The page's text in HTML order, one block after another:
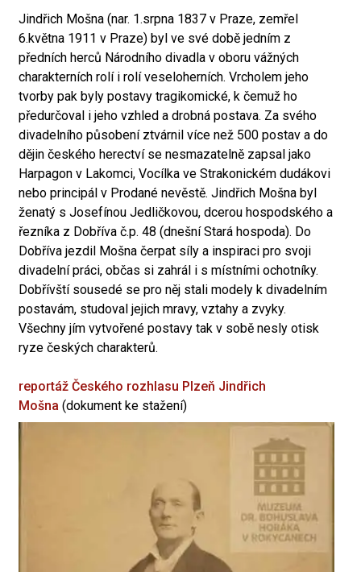
Jindřich Mošna (nar. 1.srpna 1837 v Praze, zemřel
6.května 1911 v Praze) byl ve své době jedním z
předních herců Národního divadla v oboru vážných
charakterních rolí i rolí veseloherních. Vrcholem jeho
tvorby pak byly postavy tragikomické, k čemuž ho
předurčoval i jeho vzhled a drobná postava. Za svého
divadelního působení ztvárnil více než 500 postav a do
dějin českého herectví se nesmazatelně zapsal jako
Harpagon v Lakomci, Vocílka ve Strakonickém dudákovi
nebo principál v Prodané nevěstě. Jindřich Mošna byl
ženatý s Josefínou Jedličkovou, dcerou hospodského a
řezníka z Dobříva č.p. 48 (dnešní Stará hospoda). Do
Dobříva jezdil Mošna čerpat síly a inspiraci pro svoji
divadelní práci, občas si zahrál i s místními ochotníky.
Dobřívští sousedé se pro něj stali modely k divadelním
postavám, studoval jejich mravy, vztahy a zvyky.
Všechny jím vytvořené postavy tak v sobě nesly otisk
ryze českých charakterů.
reportáž Českého rozhlasu Plzeň Jindřich
Mošna (dokument ke stažení)